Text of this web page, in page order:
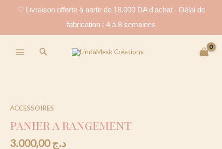
♡ Livraison offerte à partir de 18.000 DA d'achat - Délai de
fabrication : 4 à 8 semaines
Rechercher
ACCESSOIRES
panier a rangement
د.ج3.000,00
quantity